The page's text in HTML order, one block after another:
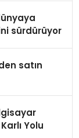
sürdürüyor
satın
Yolu